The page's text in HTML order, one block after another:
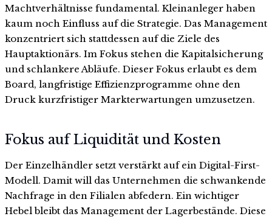
Machtverhältnisse fundamental. Kleinanleger haben
kaum noch Einfluss auf die Strategie. Das Management
konzentriert sich stattdessen auf die Ziele des
Hauptaktionärs. Im Fokus stehen die Kapitalsicherung
und schlankere Abläufe. Dieser Fokus erlaubt es dem
Board, langfristige Effizienzprogramme ohne den
Druck kurzfristiger Markterwartungen umzusetzen.
Fokus auf Liquidität und Kosten
Der Einzelhändler setzt verstärkt auf ein Digital-First-
Modell. Damit will das Unternehmen die schwankende
Nachfrage in den Filialen abfedern. Ein wichtiger
Hebel bleibt das Management der Lagerbestände. Diese